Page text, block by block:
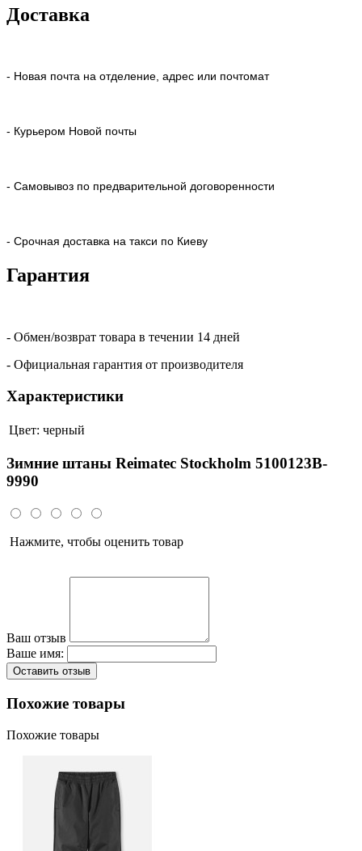
Доставка
- Новая почта на отделение, адрес или почтомат
- Курьером Новой почты
- Самовывоз по предварительной договоренности
- Срочная доставка на такси по Киеву
Гарантия
- Обмен/возврат товара в течении 14 дней
- Официальная гарантия от производителя
Характеристики
Цвет: черный
Зимние штаны Reimatec Stockholm 5100123B-
9990
Нажмите, чтобы оценить товар
Ваш отзыв
Ваше имя:
Оставить отзыв
Похожие товары
Похожие товары